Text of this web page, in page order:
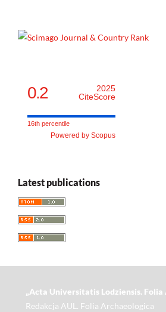
0.2
2025
CiteScore
16th percentile
Powered by Scopus
Latest publications
„Acta Universitatis
Redakcja AUL. Folia Archaeologica